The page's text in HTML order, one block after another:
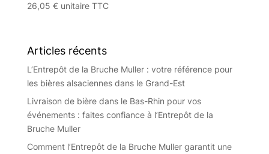
26,05 €unitaire TTC
Articles récents
L’Entrepôt de la Bruche Muller : votre référence pour
les bières alsaciennes dans le Grand-Est
Livraison de bière dans le Bas-Rhin pour vos
événements : faites confiance à l’Entrepôt de la
Bruche Muller
Comment l’Entrepôt de la Bruche Muller garantit une